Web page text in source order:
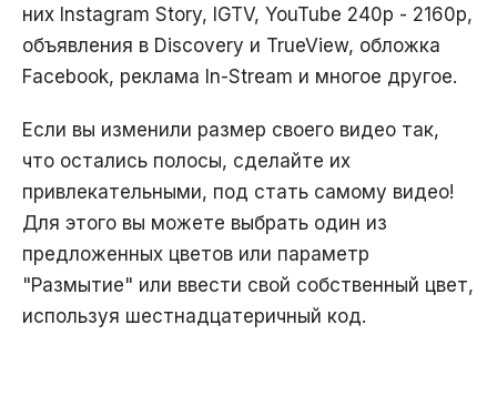
них Instagram Story, IGTV, YouTube 240p - 2160p,
объявления в Discovery и TrueView, обложка
Facebook, реклама In-Stream и многое другое.
Если вы изменили размер своего видео так,
что остались полосы, сделайте их
привлекательными, под стать самому видео!
Для этого вы можете выбрать один из
предложенных цветов или параметр
"Размытие" или ввести свой собственный цвет,
используя шестнадцатеричный код.